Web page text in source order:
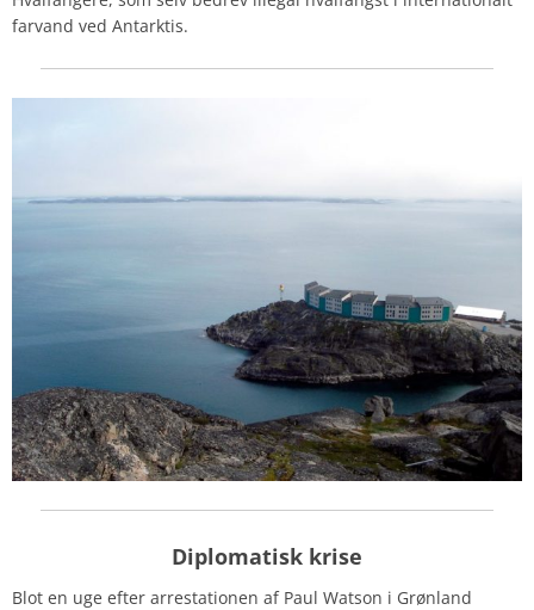
farvand ved Antarktis.
Diplomatisk krise
Blot en uge efter arrestationen af Paul Watson i Grønland